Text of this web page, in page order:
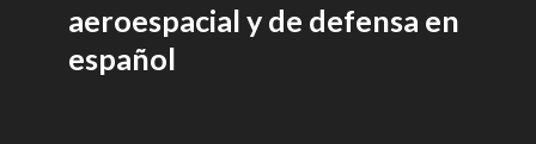
aeroespacial y de defensa en
español